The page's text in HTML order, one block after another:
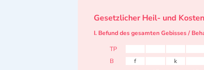
Gesetzlicher Heil- und
I. Befund des gesamten Gebisses /
TP
B
f k